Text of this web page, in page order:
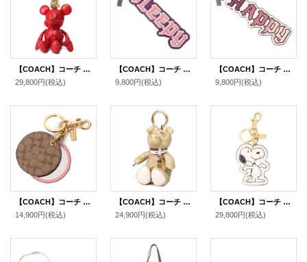
【COACH】コーチ ディズニー ミッキーマウス コラボ ペブルレザー キーリング バッグチャーム キーホルダー エレクトリックレッド（日本未発売）
29,800円(税込)
【COACH】コーチ ディズニー コラボ スムースレザー スリーピー ラメ バッグチャーム キーホルダー パープル×ピンク（日本未発売）
9,800円(税込)
【COACH】コーチ ディズニー コラボ スムースレザー ハッピー ラメ バッグチャーム キーホルダー チャーク（日本未発売）
9,800円(税込)
【COACH】コーチ コーティングキャンバス シグネチャー ミラー 鏡 バッグチャーム キーリング キーホルダー カーキ×ピンク（日本未発売）
14,900円(税込)
【COACH】コーチ コーティングキャンバス レザー シグネチャー テディ ベアー くま 熊 バッグチャーム キーリング キーホルダー ライトカーキ×チャーク（日本未発売）
24,900円(税込)
【COACH】コーチ スヌーピー キーホルダー ピーナッツ コラボ レザー バッグチャーム キーリング チャークマルチ（日本未発売）
29,800円(税込)